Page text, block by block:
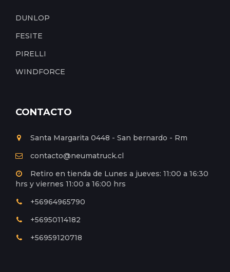
DUNLOP
FESITE
PIRELLI
WINDFORCE
CONTACTO
Santa Margarita 0448 - San bernardo - Rm
contacto@neumatruck.cl
Retiro en tienda de Lunes a jueves: 11:00 a 16:30
hrs y viernes 11:00 a 16:00 hrs
+56964965790
+56950114182
+56959120718